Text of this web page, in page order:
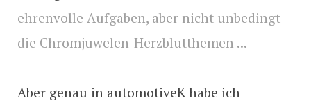
ehrenvolle Aufgaben, aber nicht unbedingt
die Chromjuwelen-Herzblutthemen ...
Aber genau in automotiveK habe ich